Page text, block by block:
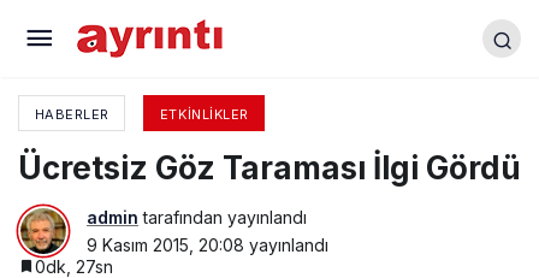
HABERLER ETKINLIKLER
Ücretsiz Göz Taraması İlgi Gördü
admin tarafından yayınlandı
9 Kasım 2015, 20:08 yayınlandı
0dk, 27sn
AKP Yeniden Tek Başına